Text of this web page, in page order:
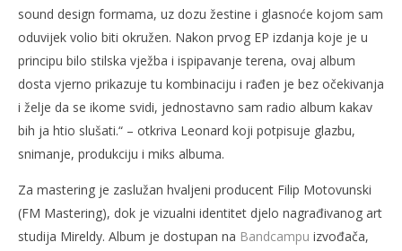
sound design formama, uz dozu žestine i glasnoće kojom sam
oduvijek volio biti okružen. Nakon prvog EP izdanja koje je u
principu bilo stilska vježba i ispipavanje terena, ovaj album
dosta vjerno prikazuje tu kombinaciju i rađen je bez očekivanja
i želje da se ikome svidi, jednostavno sam radio album kakav
bih ja htio slušati.“ – otkriva Leonard koji potpisuje glazbu,
snimanje, produkciju i miks albuma.
Za mastering je zaslužan hvaljeni producent Filip Motovunski
(FM Mastering), dok je vizualni identitet djelo nagrađivanog art
studija Mireldy. Album je dostupan na Bandcampu izvođača,